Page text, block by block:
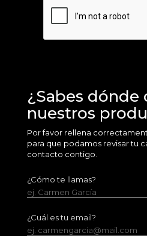
¿Sabes dónde
nuestros
Por favor rellena
para que podamos revisar tu
contacto contigo.
¿Cómo te llamas?
ej. Carmen García
¿Cuál es tu email?
ej. carmengarcia@mail.com